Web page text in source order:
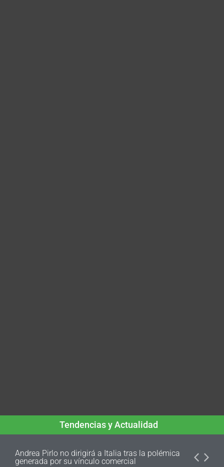
Tendencias y Actualidad
Andrea Pirlo no dirigirá a Italia tras la polémica
generada por su vínculo comercial